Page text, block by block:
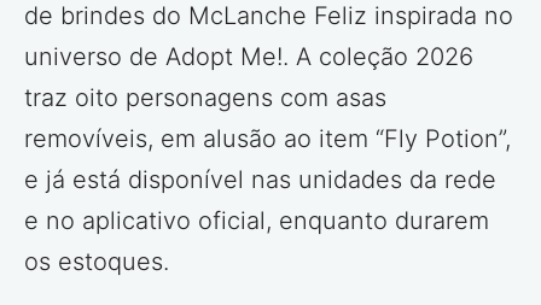
de brindes do McLanche Feliz inspirada no
universo de Adopt Me!. A coleção 2026
traz oito personagens com asas
removíveis, em alusão ao item “Fly Potion”,
e já está disponível nas unidades da rede
e no aplicativo oficial, enquanto durarem
os estoques.